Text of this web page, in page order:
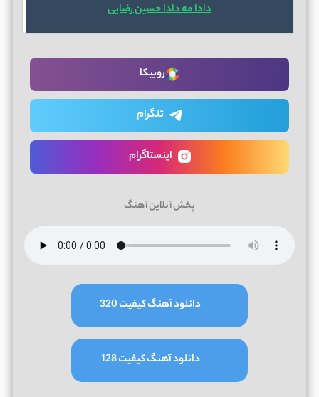
دادا مه دادا حسین رضایی
روبیکا
تلگرام
اینستاگرام
پخش آنلاین آهنگ
دانلود آهنگ کیفیت 320
دانلود آهنگ کیفیت 128